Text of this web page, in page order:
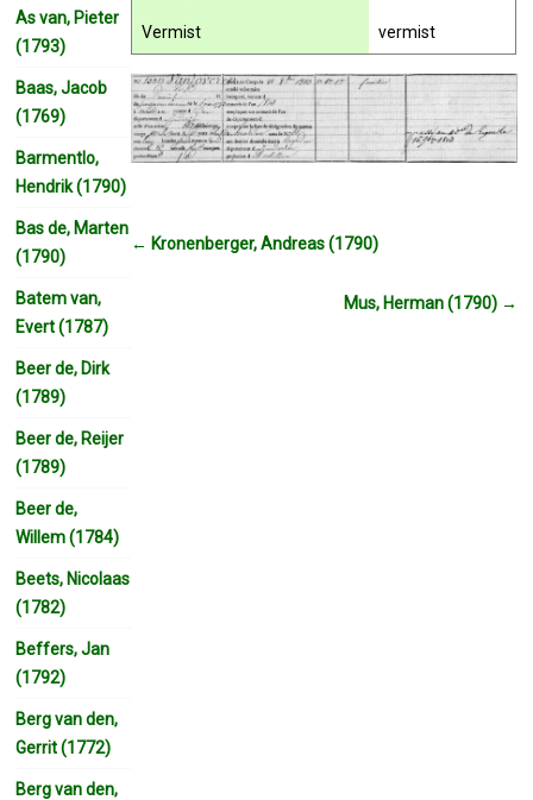
Vermist vermist
← Kronenberger, Andreas (1790)
Mus, Herman (1790) →
As van, Pieter
(1793)
Baas, Jacob
(1769)
Barmentlo,
Hendrik (1790)
Bas de, Marten
(1790)
Batem van,
Evert (1787)
Beer de, Dirk
(1789)
Beer de, Reijer
(1789)
Beer de,
Willem (1784)
Beets, Nicolaas
(1782)
Beffers, Jan
(1792)
Berg van den,
Gerrit (1772)
Berg van den,